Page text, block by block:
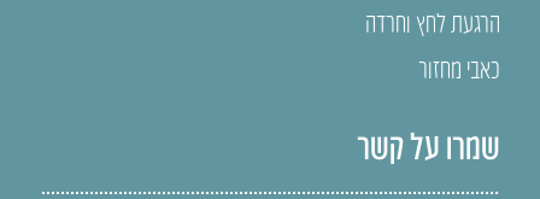
הרגעת לחץ וחרדה
כאבי מחזור
שמרו על קשר